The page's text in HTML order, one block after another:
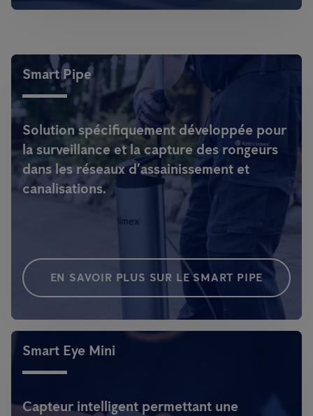
Smart Pipe
Solution spécifiquement développée pour
la surveillance et la capture des rongeurs
dans les réseaux d’assainissement et
canalisations.
EN SAVOIR PLUS SUR LE SMART PIPE
Smart Eye Mini
Capteur intelligent permettant une